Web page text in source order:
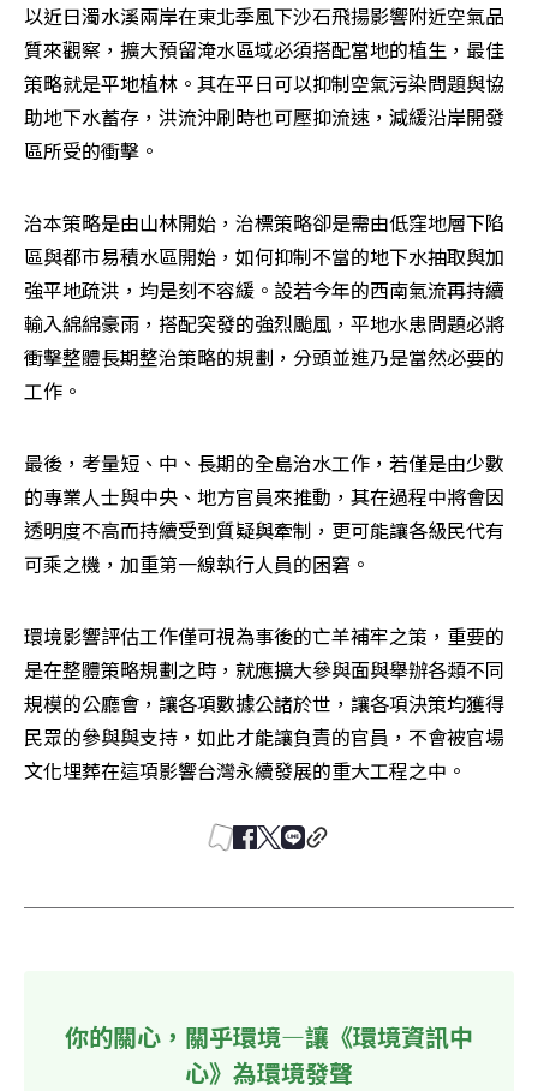
以近日濁水溪兩岸在東北季風下沙石飛揚影響附近空氣品
質來觀察，擴大預留淹水區域必須搭配當地的植生，最佳
策略就是平地植林。其在平日可以抑制空氣污染問題與協
助地下水蓄存，洪流沖刷時也可壓抑流速，減緩沿岸開發
區所受的衝擊。
治本策略是由山林開始，治標策略卻是需由低窪地層下陷
區與都市易積水區開始，如何抑制不當的地下水抽取與加
強平地疏洪，均是刻不容緩。設若今年的西南氣流再持續
輸入綿綿豪雨，搭配突發的強烈颱風，平地水患問題必將
衝擊整體長期整治策略的規劃，分頭並進乃是當然必要的
工作。
最後，考量短、中、長期的全島治水工作，若僅是由少數
的專業人士與中央、地方官員來推動，其在過程中將會因
透明度不高而持續受到質疑與牽制，更可能讓各級民代有
可乘之機，加重第一線執行人員的困窘。
環境影響評估工作僅可視為事後的亡羊補牢之策，重要的
是在整體策略規劃之時，就應擴大參與面與舉辦各類不同
規模的公廳會，讓各項數據公諸於世，讓各項決策均獲得
民眾的參與與支持，如此才能讓負責的官員，不會被官場
文化埋葬在這項影響台灣永續發展的重大工程之中。
你的關心，關乎環境—讓《環境資訊中
心》為環境發聲